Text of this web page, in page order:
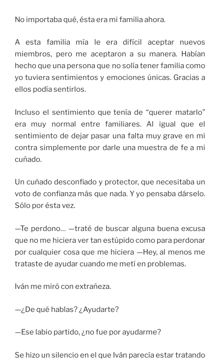
No importaba qué, ésta era mi familia ahora.
A esta familia mía le era difícil aceptar nuevos
miembros, pero me aceptaron a su manera. Habían
hecho que una persona que no solía tener familia como
yo tuviera sentimientos y emociones únicas. Gracias a
ellos podía sentirlos.
Incluso el sentimiento que tenía de “querer matarlo”
era muy normal entre familiares. Al igual que el
sentimiento de dejar pasar una falta muy grave en mi
contra simplemente por darle una muestra de fe a mi
cuñado.
Un cuñado desconfiado y protector, que necesitaba un
voto de confianza más que nada. Y yo pensaba dárselo.
Sólo por ésta vez.
—Te perdono… —traté de buscar alguna buena excusa
que no me hiciera ver tan estúpido como para perdonar
por cualquier cosa que me hiciera —Hey, al menos me
trataste de ayudar cuando me metí en problemas.
Iván me miró con extrañeza.
—¿De qué hablas? ¿Ayudarte?
—Ese labio partido, ¿no fue por ayudarme?
Se hizo un silencio en el que Iván parecía estar tratando